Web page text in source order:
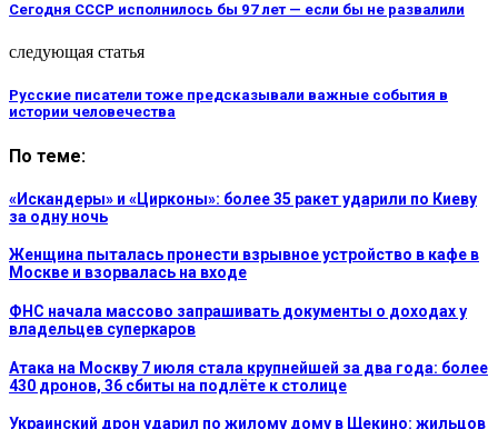
Сегодня СССР исполнилось бы 97 лет — если бы не развалили
следующая статья
Русские писатели тоже предсказывали важные события в
истории человечества
По теме:
«Искандеры» и «Цирконы»: более 35 ракет ударили по Киеву
за одну ночь
Женщина пыталась пронести взрывное устройство в кафе в
Москве и взорвалась на входе
ФНС начала массово запрашивать документы о доходах у
владельцев суперкаров
Атака на Москву 7 июля стала крупнейшей за два года: более
430 дронов, 36 сбиты на подлёте к столице
Украинский дрон ударил по жилому дому в Щекино: жильцов